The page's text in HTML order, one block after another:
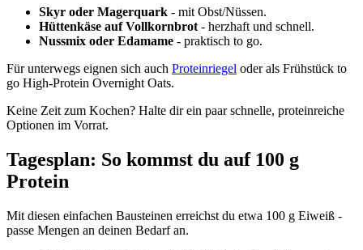
Skyr oder Magerquark - mit Obst/Nüssen.
Hüttenkäse auf Vollkornbrot - herzhaft und schnell.
Nussmix oder Edamame - praktisch to go.
Für unterwegs eignen sich auch Proteinriegel oder als Frühstück to
go High-Protein Overnight Oats.
Keine Zeit zum Kochen? Halte dir ein paar schnelle, proteinreiche
Optionen im Vorrat.
Tagesplan: So kommst du auf 100 g
Protein
Mit diesen einfachen Bausteinen erreichst du etwa 100 g Eiweiß -
passe Mengen an deinen Bedarf an.